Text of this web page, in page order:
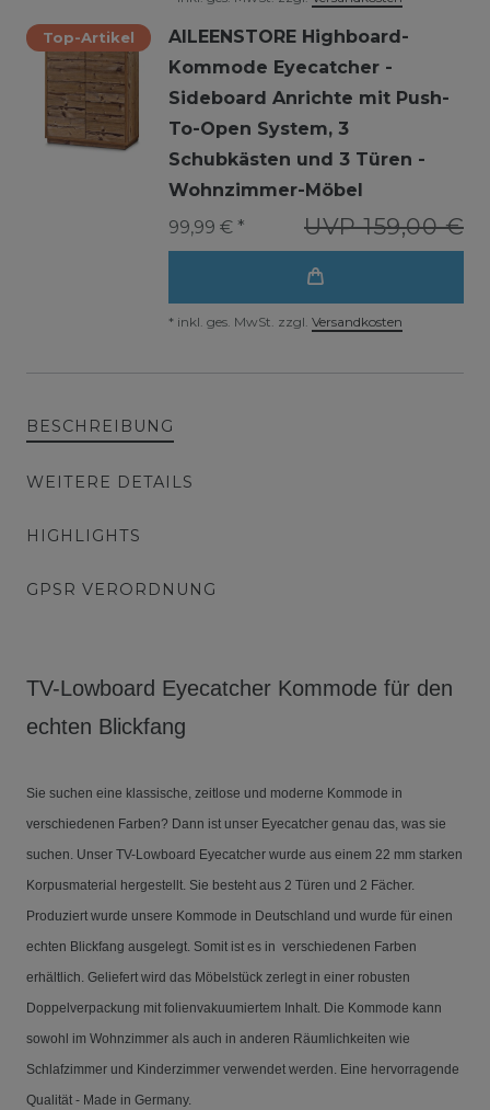
Top-Artikel
AILEENSTORE Highboard-
Kommode Eyecatcher -
Sideboard Anrichte mit Push-
To-Open System, 3
Schubkästen und 3 Türen -
Wohnzimmer-Möbel
UVP 159,00 €
99,99 € *
* inkl. ges. MwSt. zzgl. Versandkosten
BESCHREIBUNG
WEITERE DETAILS
HIGHLIGHTS
GPSR VERORDNUNG
TV-Lowboard Eyecatcher Kommode für den
echten Blickfang
Sie suchen eine klassische, zeitlose und moderne Kommode in
verschiedenen Farben? Dann ist unser Eyecatcher genau das, was sie
suchen. Unser TV-Lowboard Eyecatcher wurde aus einem 22 mm starken
Korpusmaterial hergestellt. Sie besteht aus 2 Türen und 2 Fächer.
Produziert wurde unsere Kommode in Deutschland und wurde für einen
echten Blickfang ausgelegt. Somit ist es in verschiedenen Farben
erhältlich. Geliefert wird das Möbelstück zerlegt in einer robusten
Doppelverpackung mit folienvakuumiertem Inhalt. Die Kommode kann
sowohl im Wohnzimmer als auch in anderen Räumlichkeiten wie
Schlafzimmer und Kinderzimmer verwendet werden. Eine hervorragende
Qualität - Made in Germany.